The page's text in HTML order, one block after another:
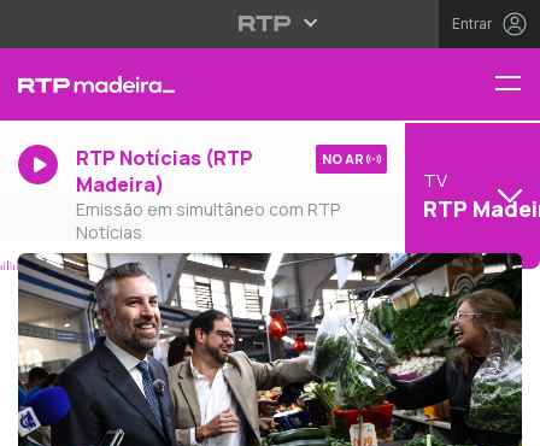
Entrar
RTP Notícias (RTP
Madeira)
Emissão em simultâneo com RTP
Notícias
NO AR
TV
RTP